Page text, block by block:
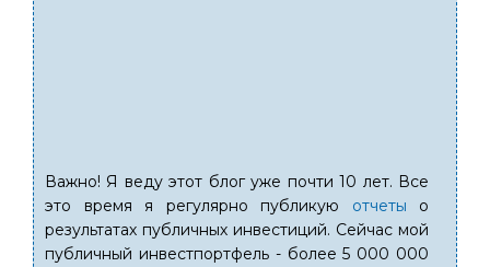
Важно! Я веду этот блог уже почти 10 лет. Все
это время я регулярно публикую отчеты о
результатах публичных инвестиций. Сейчас мой
публичный инвестпортфель - более 5 000 000